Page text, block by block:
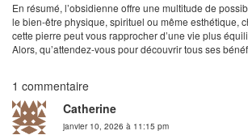
En résumé, l’obsidienne offre une multitude de
le bien-être physique, spirituel ou même esthétique,
cette pierre peut vous rapprocher d’une vie plus
Alors, qu’attendez-vous pour découvrir tous ses
1 commentaire
Catherine
janvier 10, 2026 à 11:15 pm